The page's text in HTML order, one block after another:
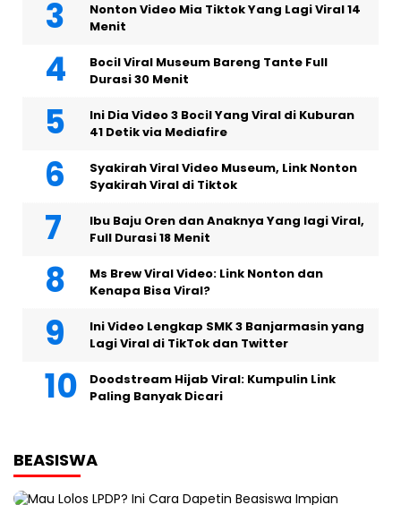
Nonton Video Mia Tiktok Yang Lagi Viral 14
Menit
Bocil Viral Museum Bareng Tante Full
Durasi 30 Menit
Ini Dia Video 3 Bocil Yang Viral di Kuburan
41 Detik via Mediafire
Syakirah Viral Video Museum, Link Nonton
Syakirah Viral di Tiktok
Ibu Baju Oren dan Anaknya Yang lagi Viral,
Full Durasi 18 Menit
Ms Brew Viral Video: Link Nonton dan
Kenapa Bisa Viral?
Ini Video Lengkap SMK 3 Banjarmasin yang
Lagi Viral di TikTok dan Twitter
Doodstream Hijab Viral: Kumpulin Link
Paling Banyak Dicari
BEASISWA